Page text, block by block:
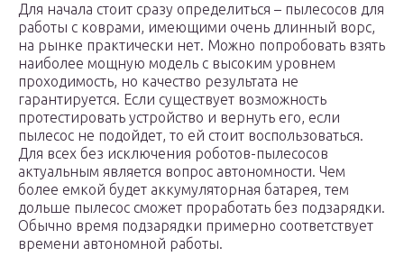
Для начала стоит сразу определиться – пылесосов для
работы с коврами, имеющими очень длинный ворс,
на рынке практически нет. Можно попробовать взять
наиболее мощную модель с высоким уровнем
проходимость, но качество результата не
гарантируется. Если существует возможность
протестировать устройство и вернуть его, если
пылесос не подойдет, то ей стоит воспользоваться.
Для всех без исключения роботов-пылесосов
актуальным является вопрос автономности. Чем
более емкой будет аккумуляторная батарея, тем
дольше пылесос сможет проработать без подзарядки.
Обычно время подзарядки примерно соответствует
времени автономной работы.